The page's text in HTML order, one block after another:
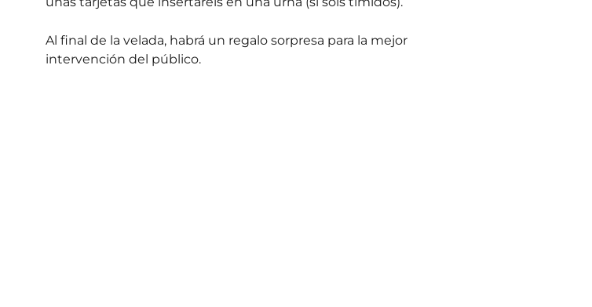
Al final de la velada, habrá un regalo sorpresa para la mejor
intervención del público.